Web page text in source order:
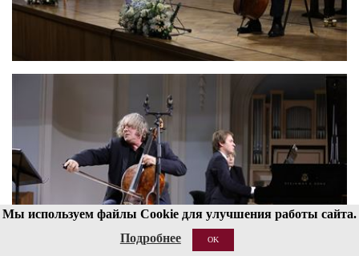
Мы используем файлы Cookie для улучшения работы сайта.
Подробнее
OK